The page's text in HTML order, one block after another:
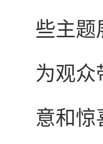
些主题
为观众
意和惊